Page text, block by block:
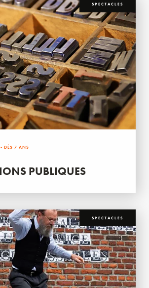
SPECTACLES
- DÈS 7 ANS
PUBLIQUES
SPECTACLES